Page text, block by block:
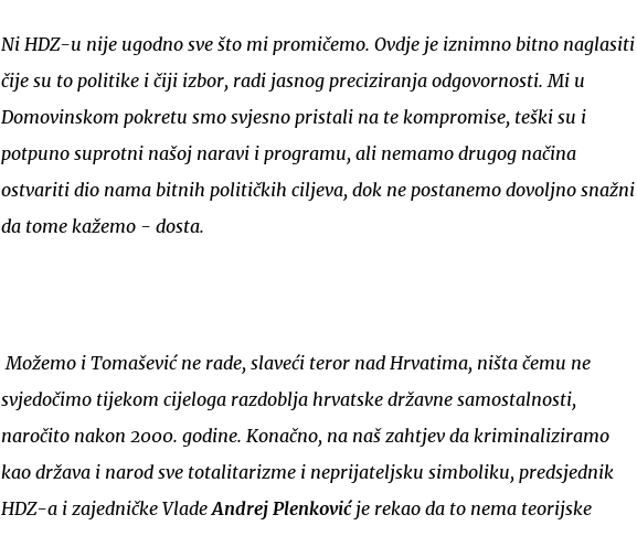
Ni HDZ-u nije ugodno sve što mi promičemo. Ovdje je iznimno bitno naglasiti
čije su to politike i čiji izbor, radi jasnog preciziranja odgovornosti. Mi u
Domovinskom pokretu smo svjesno pristali na te kompromise, teški su i
potpuno suprotni našoj naravi i programu, ali nemamo drugog načina
ostvariti dio nama bitnih političkih ciljeva, dok ne postanemo dovoljno snažni
da tome kažemo - dosta.
Možemo i Tomašević ne rade, slaveći teror nad Hrvatima, ništa čemu ne
svjedočimo tijekom cijeloga razdoblja hrvatske državne samostalnosti,
naročito nakon 2000. godine. Konačno, na naš zahtjev da kriminaliziramo
kao država i narod sve totalitarizme i neprijateljsku simboliku, predsjednik
HDZ-a i zajedničke VladeAndrej Plenkovićje rekao da to nema teorijske